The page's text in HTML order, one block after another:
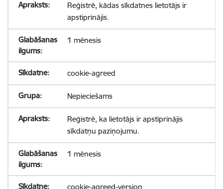
Reģistrē, kādas sīkdatnes lietotājs ir
apstiprinājis.
1 mēnesis
cookie-agreed
Nepieciešams
Reģistrē, ka lietotājs ir apstiprinājis
sīkdatņu paziņojumu.
1 mēnesis
cookie-agreed-version